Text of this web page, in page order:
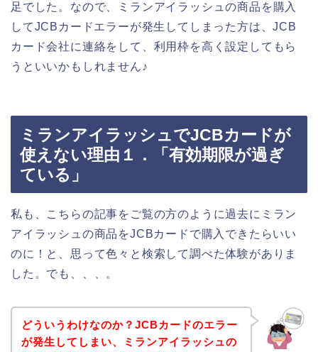
足でした。なので、ミランアイラッシュの商品を購入
してJCBカードエラーが発生してしまった方は、JCB
カード会社に連絡をして、利用枠を高く設定してもら
うといいかもしれません♪
ミランアイラッシュでJCBカードが
使えない理由１．「有効期限が過ぎ
ている」
私も、こちらの記事をご覧の方のように過去にミラン
アイラッシュの商品をJCBカードで購入できたらいい
のに！と、思って色々と検索して調べた体験がありま
した。でも、、、。
どういうわけなのか？JCBカードのエラー
が発生してしまい、ミランアイラッシュの